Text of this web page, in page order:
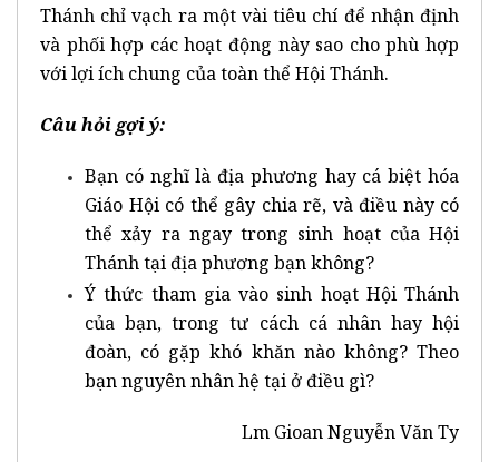
Thánh chỉ vạch ra một vài tiêu chí để nhận định
và phối hợp các hoạt động này sao cho phù hợp
với lợi ích chung của toàn thể Hội Thánh.
Câu hỏi gợi ý:
Bạn có nghĩ là địa phương hay cá biệt hóa
Giáo Hội có thể gây chia rẽ, và điều này có
thể xảy ra ngay trong sinh hoạt của Hội
Thánh tại địa phương bạn không?
Ý thức tham gia vào sinh hoạt Hội Thánh
của bạn, trong tư cách cá nhân hay hội
đoàn, có gặp khó khăn nào không? Theo
bạn nguyên nhân hệ tại ở điều gì?
Lm Gioan Nguyễn Văn Ty